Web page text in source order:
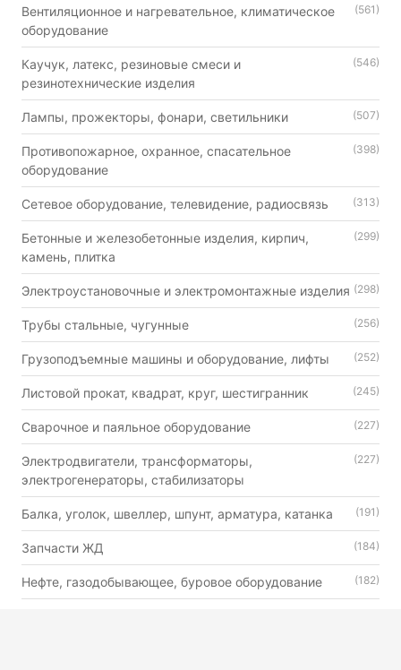
Вентиляционное и нагревательное, климатическое
оборудование
(561)
Каучук, латекс, резиновые смеси и
резинотехнические изделия
(546)
Лампы, прожекторы, фонари, светильники (507)
Противопожарное, охранное, спасательное
оборудование
(398)
Сетевое оборудование, телевидение, радиосвязь (313)
Бетонные и железобетонные изделия, кирпич,
камень, плитка
(299)
Электроустановочные и электромонтажные изделия (298)
Трубы стальные, чугунные (256)
Грузоподъемные машины и оборудование, лифты (252)
Листовой прокат, квадрат, круг, шестигранник (245)
Сварочное и паяльное оборудование (227)
Электродвигатели, трансформаторы,
электрогенераторы, стабилизаторы
(227)
Балка, уголок, швеллер, шпунт, арматура, катанка (191)
Запчасти ЖД (184)
Нефте, газодобывающее, буровое оборудование (182)